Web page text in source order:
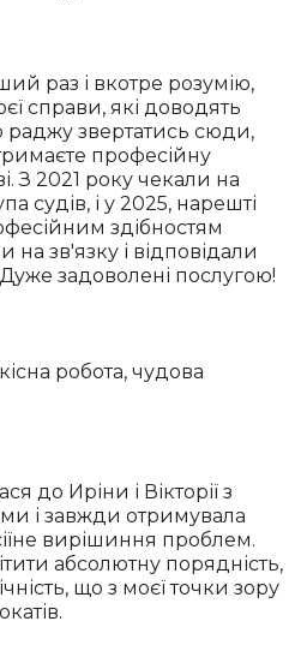
раз і вкотре розумію,
справи, які доводять
звертатись сюди,
професійну
З 2021 року чекали на
судів, і у 2025, нарешті
здібностям
зв'язку і відповідали
Дуже задоволені послугою!
робота, чудова
до Иріни і Вікторії з
і завжди отримувала
вирішиння проблем.
абсолютну порядність,
що з моєї точки зору